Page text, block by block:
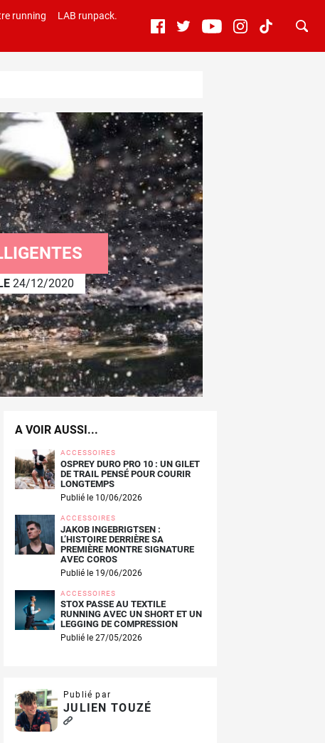
running
LAB runpack.
24/12/2020
A VOIR AUSSI...
ACCESSOIRES
OSPREY DURO PRO 10 : UN GILET
DE TRAIL PENSÉ POUR COURIR
LONGTEMPS
Publié le 10/06/2026
ACCESSOIRES
JAKOB INGEBRIGTSEN :
L’HISTOIRE DERRIÈRE SA
PREMIÈRE MONTRE SIGNATURE
AVEC COROS
Publié le 19/06/2026
ACCESSOIRES
STOX PASSE AU TEXTILE
RUNNING AVEC UN SHORT ET UN
LEGGING DE COMPRESSION
Publié le 27/05/2026
Publié par
JULIEN TOUZÉ